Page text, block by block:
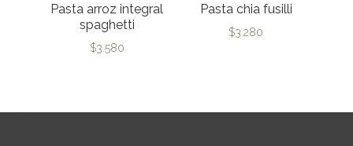
Pasta arroz integral
spaghetti
$3.580
Pasta chia fusilli
$3.280